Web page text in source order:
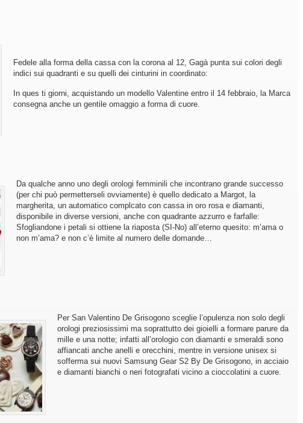
Fedele alla forma della cassa con la corona al 12, Gagà punta sui colori degli
indici sui quadranti e su quelli dei cinturini in coordinato:
In ques ti giorni, acquistando un modello Valentine entro il 14 febbraio, la Marca
consegna anche un gentile omaggio a forma di cuore.
Da qualche anno uno degli orologi femminili che incontrano grande successo
(per chi può permetterseli ovviamente) è quello dedicato a Margot, la
margherita, un automatico complcato con cassa in oro rosa e diamanti,
disponibile in diverse versioni, anche con quadrante azzurro e farfalle:
Sfogliandone i petali si ottiene la riaposta (SI-No) all’eterno quesito: m’ama o
non m’ama? e non c’è limite al numero delle domande…
Per San Valentino De Grisogono sceglie l’opulenza non solo degli
orologi preziosissimi ma soprattutto dei gioielli a formare parure da
mille e una notte; infatti all’orologio con diamanti e smeraldi sono
affiancati anche anelli e orecchini, mentre in versione unisex si
sofferma sui nuovi Samsung Gear S2 By De Grisogono, in acciaio
e diamanti bianchi o neri fotografati vicino a cioccolatini a cuore.